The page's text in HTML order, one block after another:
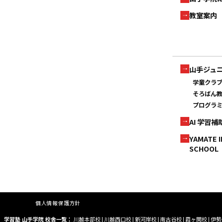
教室案内
山手ジュ
学童クラ
そろばん
プログラ
AI 学習補
YAMATE
SCHOOL
個人情報保護方針
学習塾 山手学院 校舎一覧： 川越本部校| 川越西口校|新河岸校|南古谷校| 霞ヶ関校|伊